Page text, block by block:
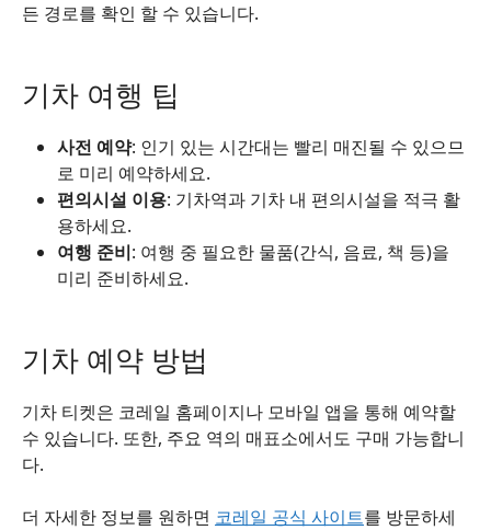
든 경로를 확인 할 수 있습니다.
기차 여행 팁
사전 예약: 인기 있는 시간대는 빨리 매진될 수 있으므
로 미리 예약하세요.
편의시설 이용: 기차역과 기차 내 편의시설을 적극 활
용하세요.
여행 준비: 여행 중 필요한 물품(간식, 음료, 책 등)을
미리 준비하세요.
기차 예약 방법
기차 티켓은 코레일 홈페이지나 모바일 앱을 통해 예약할
수 있습니다. 또한, 주요 역의 매표소에서도 구매 가능합니
다.
더 자세한 정보를 원하면 코레일 공식 사이트를 방문하세